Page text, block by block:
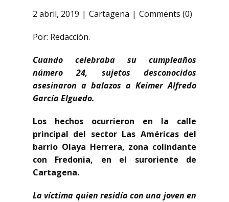
2 abril, 2019 Cartagena Comments (0)
Por: Redacción.
Cuando celebraba su cumpleaños
número 24, sujetos desconocidos
asesinaron a balazos a Keimer Alfredo
García Elguedo.
Los hechos ocurrieron en la calle
principal del sector Las Américas del
barrio Olaya Herrera, zona colindante
con Fredonia, en el suroriente de
Cartagena.
La víctima quien residía con una joven en